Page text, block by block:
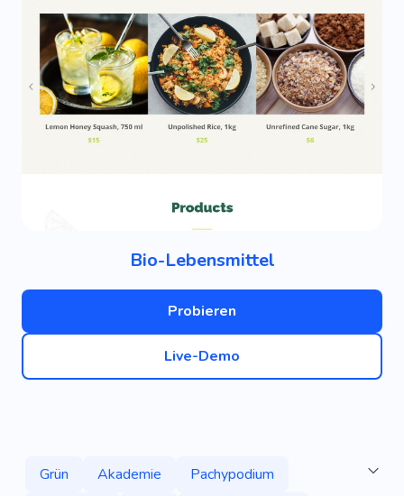
Bio-Lebensmittel
Probieren
Live-Demo
Grün Akademie
Pachypodium